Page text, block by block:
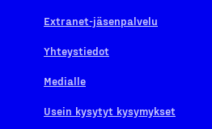
Extranet-jäsenpalvelu
Yhteystiedot
Medialle
Usein kysytyt kysymykset